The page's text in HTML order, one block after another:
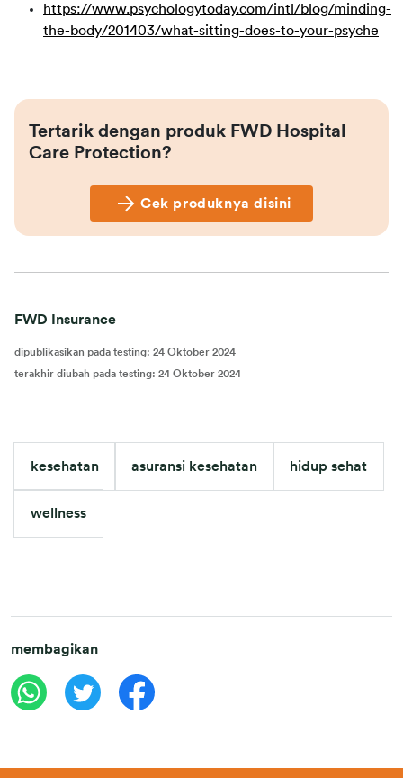
https://www.psychologytoday.com/intl/blog/minding-
the-body/201403/what-sitting-does-to-your-psyche
Tertarik dengan produk FWD Hospital
Care Protection?
Cek produknya disini
FWD Insurance
dipublikasikan pada testing: 24 Oktober 2024
terakhir diubah pada testing: 24 Oktober 2024
kesehatan asuransi kesehatan hidup sehat
wellness
membagikan